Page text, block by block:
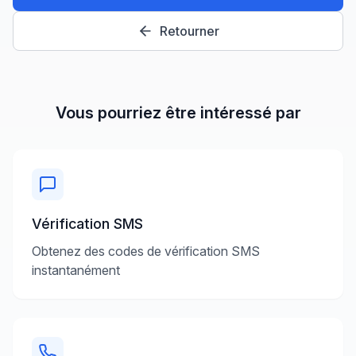
Retourner
Vous pourriez être intéressé par
Vérification SMS
Obtenez des codes de vérification SMS
instantanément